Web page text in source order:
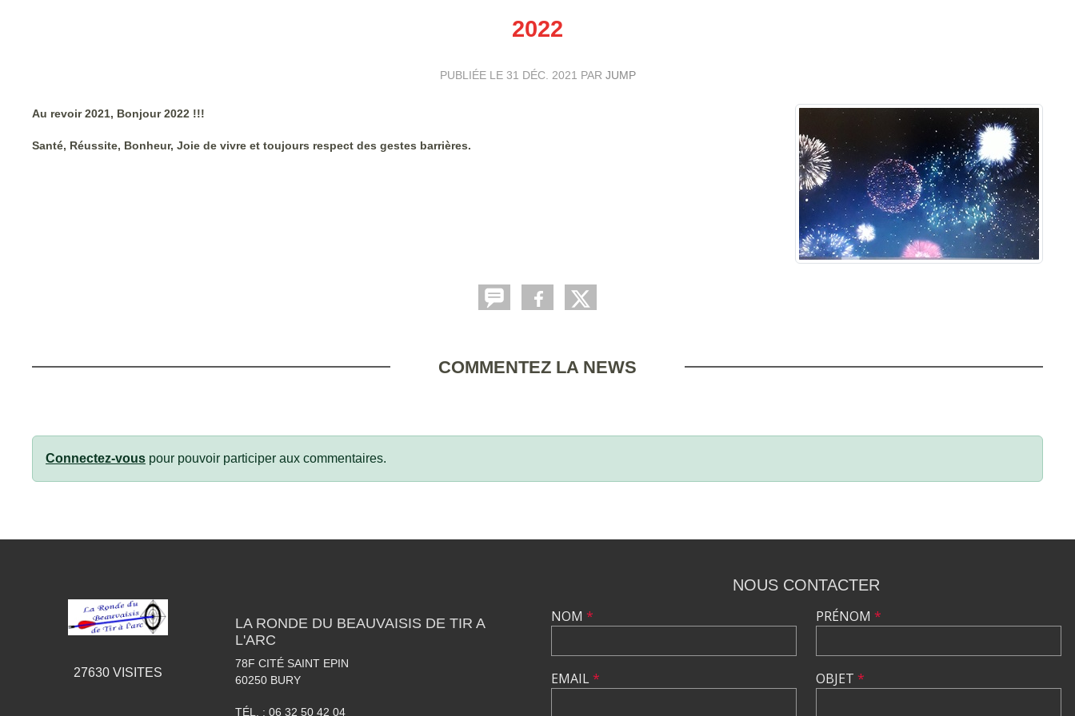
2022
PUBLIÉE LE 31 DÉC. 2021 PAR JUMP
Au revoir 2021, Bonjour 2022 !!!
Santé, Réussite, Bonheur, Joie de vivre et toujours respect des gestes barrières.
COMMENTEZ LA NEWS
Connectez-vous pour pouvoir participer aux commentaires.
27630VISITES
LA RONDE DU BEAUVAISIS DE TIR A
L'ARC
78F CITÉ SAINT EPIN
60250 BURY
TÉL. : 06 32 50 42 04
NOUS CONTACTER
NOM *
EMAIL*
PRÉNOM *
OBJET *